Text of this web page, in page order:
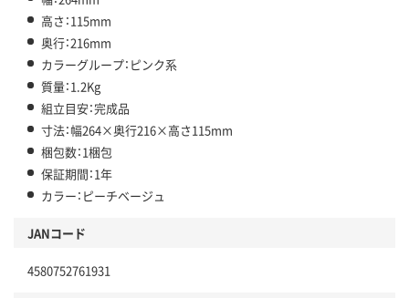
高さ：115mm
奥行：216mm
カラーグループ：ピンク系
質量：1.2Kg
組立目安：完成品
寸法：幅264×奥行216×高さ115mm
梱包数：1梱包
保証期間：1年
カラー：ピーチベージュ
JANコード
4580752761931